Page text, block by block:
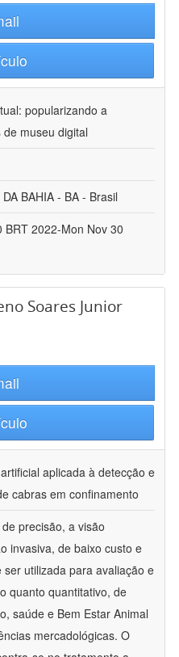
popularizando a
museu digital
DA BAHIA - BA - Brasil
BRT 2022-Mon Nov 30
Soares Junior
aplicada à detecção e
cabras em confinamento
precisão, a visão
invasiva, de baixo custo e
utilizada para avaliação e
quanto quantitativo, de
saúde e Bem Estar Animal
mercadológicas. O